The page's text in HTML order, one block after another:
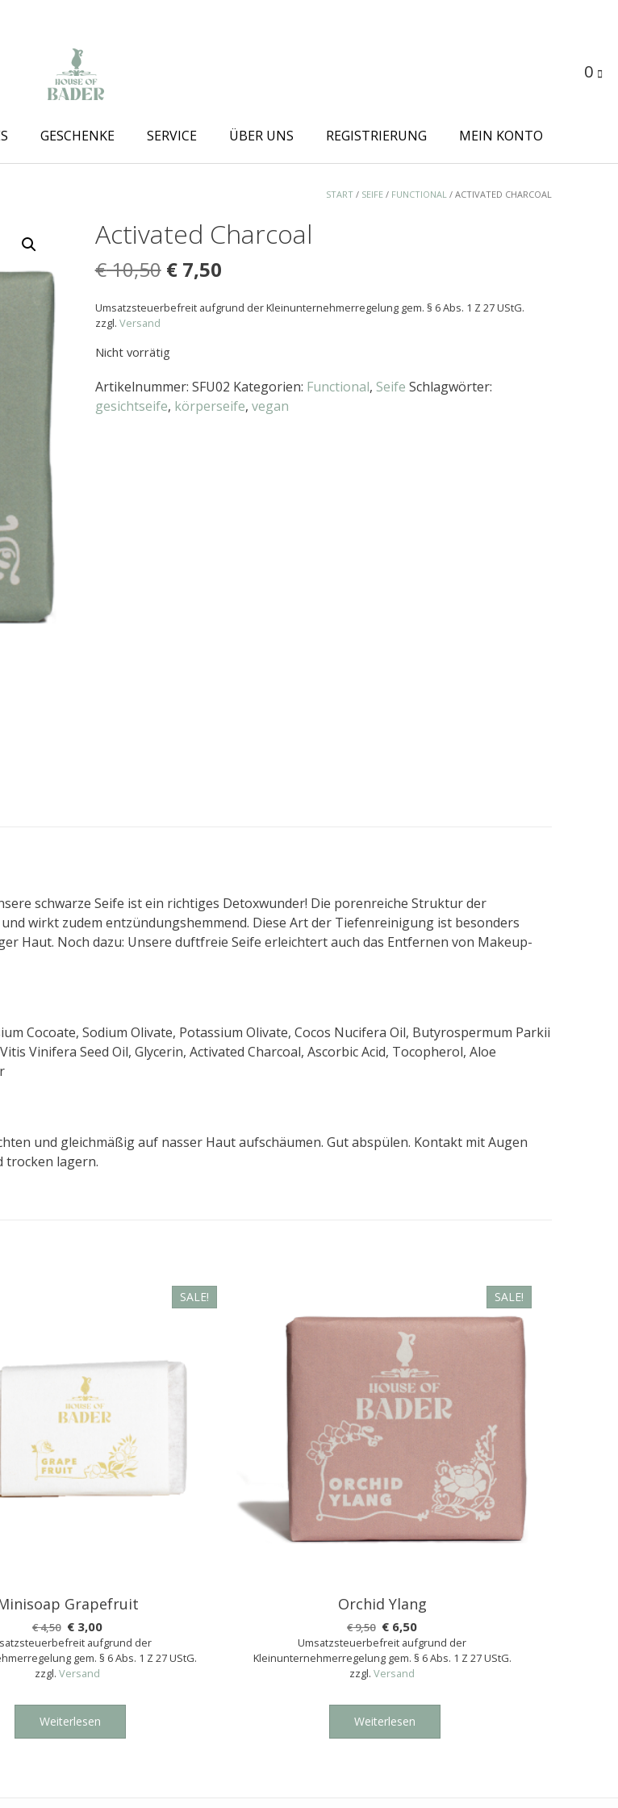
0
GESCHENKE SERVICE ÜBER UNS REGISTRIERUNG MEIN KONTO
START / SEIFE / FUNCTIONAL / ACTIVATED CHARCOAL
Activated Charcoal
€10,50 Ursprünglicher
Preis
€ 10,50
€7,50Aktueller
Preis
Umsatzsteuerbefreit aufgrund der Kleinunternehmerregelung gem. § 6 Abs. 1 Z 27 UStG.
zzgl. Versand
Nicht vorrätig
Artikelnummer: SFU02 Kategorien: Functional, Seife Schlagwörter:
gesichtseife, körperseife, vegan
schwarze Seife ist ein richtiges Detoxwunder! Die porenreiche Struktur der
wirkt zudem entzündungshemmend. Diese Art der Tiefenreinigung ist besonders
Haut. Noch dazu: Unsere duftfreie Seife erleichtert auch das Entfernen von Makeup-
Cocoate, Sodium Olivate, Potassium Olivate, Cocos Nucifera Oil, Butyrospermum Parkii
Vinifera Seed Oil, Glycerin, Activated Charcoal, Ascorbic Acid, Tocopherol, Aloe
und gleichmäßig auf nasser Haut aufschäumen. Gut abspülen. Kontakt mit Augen
trocken lagern.
SALE!
Grapefruit
€4,50 Ursprünglicher
Preis
war:
€ 4,50
€ 3,00Aktueller
Preis
ist:
aufgrund der
gem. § 6 Abs. 1 Z 27 UStG.
zzgl.Versand
Weiterlesen
SALE!
Orchid Ylang
€9,50 Ursprünglicher
Preis
war:
€ 9,50
€ 6,50Aktueller
Preis
ist:
Umsatzsteuerbefreit aufgrund der
Kleinunternehmerregelung gem. § 6 Abs. 1 Z 27 UStG.
zzgl.Versand
Weiterlesen